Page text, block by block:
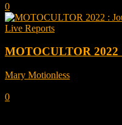
0
Live Reports
MOTOCULTOR 2022
Mary Motionless
0